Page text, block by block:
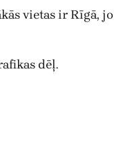
vietas ir Rīgā,
dēļ.